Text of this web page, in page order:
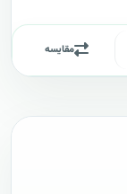
مقایسه